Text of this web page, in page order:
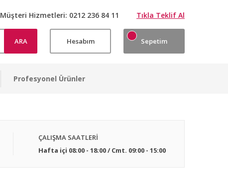
Müşteri Hizmetleri: 0212 236 84 11 Tıkla Teklif Al
ARA Hesabım Sepetim
Profesyonel Ürünler
ÇALIŞMA SAATLERİ
Hafta içi 08:00 - 18:00 / Cmt. 09:00 - 15:00